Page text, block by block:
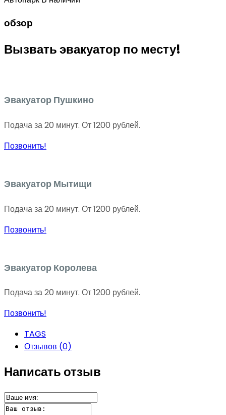
обзор
Вызвать эвакуатор по месту!
Эвакуатор Пушкино
Подача за 20 минут. От 1200 рублей.
Позвонить!
Эвакуатор Мытищи
Подача за 20 минут. От 1200 рублей.
Позвонить!
Эвакуатор Королева
Подача за 20 минут. От 1200 рублей.
Позвонить!
TAGS
Отзывов (0)
Написать отзыв